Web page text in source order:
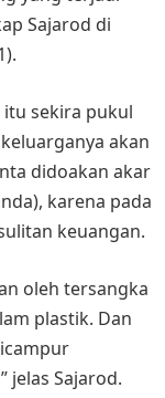
Sajarod di
sekira pukul
akan
didoakan akar
karena pada
keuangan.
oleh tersangka
plastik. Dan
jelas Sajarod.